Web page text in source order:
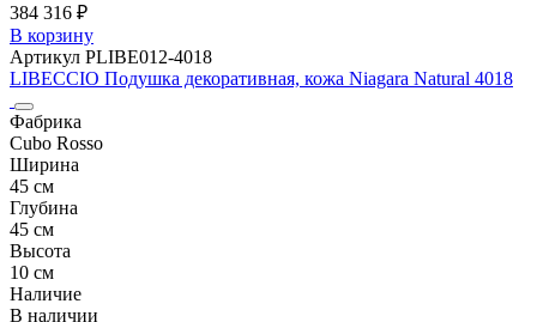
384 316 ₽
В корзину
Артикул PLIBE012-4018
LIBECCIO Подушка декоративная, кожа Niagara Natural 4018
Фабрика
Cubo Rosso
Ширина
45 см
Глубина
45 см
Высота
10 см
Наличие
В наличии